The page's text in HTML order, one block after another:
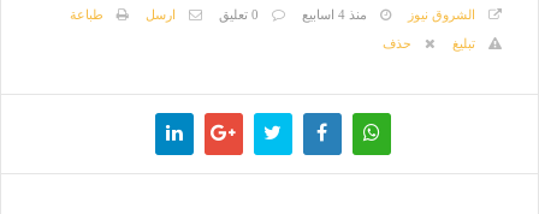
الشروق نيوز منذ 4 اسابيع 0 تعليق ارسل
طباعة
تبليغ
حذف